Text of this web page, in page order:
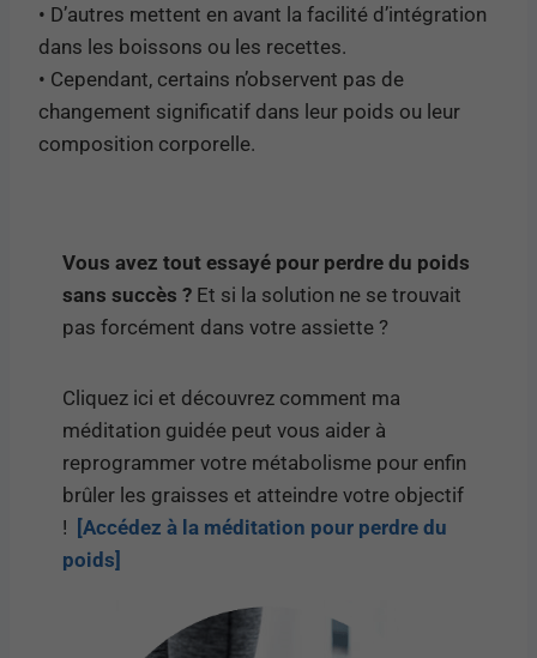
• D’autres mettent en avant la facilité d’intégration
dans les boissons ou les recettes.
• Cependant, certains n’observent pas de
changement significatif dans leur poids ou leur
composition corporelle.
Vous avez tout essayé pour perdre du poids
sans succès ? Et si la solution ne se trouvait
pas forcément dans votre assiette ?
Cliquez ici et découvrez comment ma
méditation guidée peut vous aider à
reprogrammer votre métabolisme pour enfin
brûler les graisses et atteindre votre objectif
! [Accédez à la méditation pour perdre du
poids]